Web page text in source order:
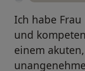
Ich habe
und
einem